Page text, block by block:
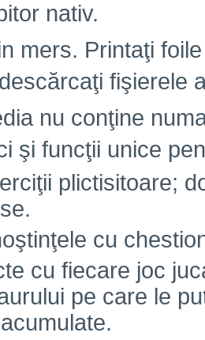
nativ.
mers. Printaţi
fişierele
nu conţine
şi funcţii unice
plictisitoare;
cu
cu fiecare joc
pe care le